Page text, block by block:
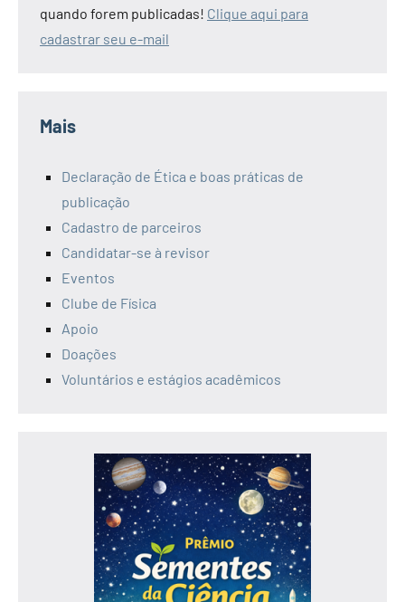
quando forem publicadas! Clique aqui para
cadastrar seu e-mail
Mais
Declaração de Ética e boas práticas de
publicação
Cadastro de parceiros
Candidatar-se à revisor
Eventos
Clube de Física
Apoio
Doações
Voluntários e estágios acadêmicos